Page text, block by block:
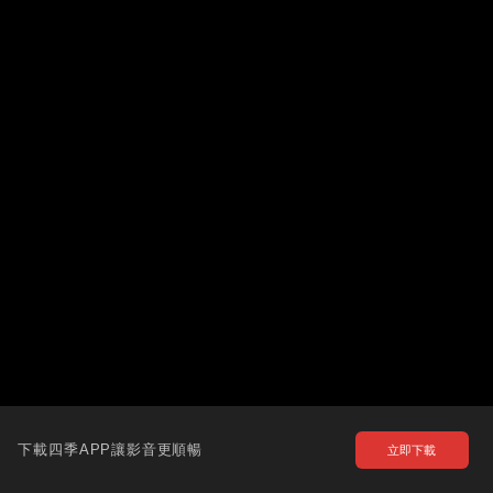
下載四季APP讓影音更順暢 立即下載